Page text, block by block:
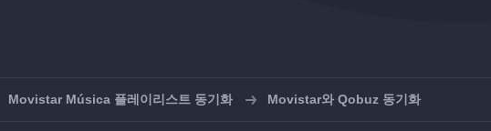
Movistar Música 플레이리스트 동기화 Movistar와 Qobuz 동기화